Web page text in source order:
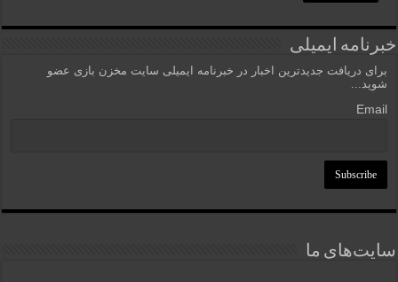
خبرنامه ایمیلی
برای دریافت جدیدترین اخبار در خبرنامه ایمیلی سایت مخزن بازی عضو
شوید...
Email
سایت‌های ما